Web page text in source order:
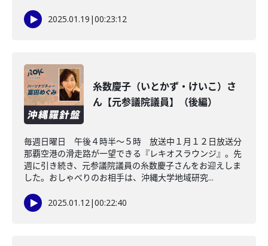
2025.01.19 |00:23:12
糸数慶子（いとかず・けいこ）さ
ん【元参議院議員】（後編）
毎週日曜日 午後４時半～５時 放送中１月１２日放送分
那覇空港の滑走路が一望できる『レキオスラウンジ』。先
週に引き続き、元参議院議員の糸数慶子さんをお迎えしま
した。おしゃべりのお相手は、沖縄大学地域研究...
2025.01.12|00:22:40